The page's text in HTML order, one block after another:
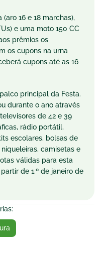
16 e 18 marchas),
e uma moto 150 CC
prêmios os
os cupons na urna
cupons até as 16
principal da Festa.
durante o ano através
de 42 e 39
rádio portátil,
escolares, bolsas de
camisetas e
válidas para esta
de 1.º de janeiro de